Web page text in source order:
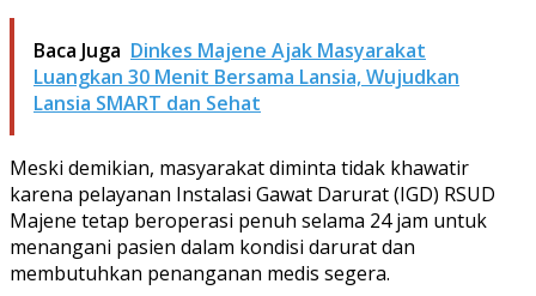
Baca Juga Dinkes Majene Ajak Masyarakat
Luangkan 30 Menit Bersama Lansia, Wujudkan
Lansia SMART dan Sehat
Meski demikian, masyarakat diminta tidak khawatir
karena pelayanan Instalasi Gawat Darurat (IGD) RSUD
Majene tetap beroperasi penuh selama 24 jam untuk
menangani pasien dalam kondisi darurat dan
membutuhkan penanganan medis segera.